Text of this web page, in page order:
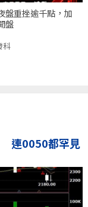
盤重挫逾千點，加
盤
科
連0050都罕見